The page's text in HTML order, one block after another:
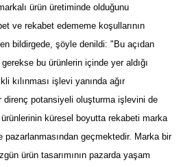
ürün üretiminde olduğunu
ve rekabet edememe koşullarının
bildirgede, şöyle denildi: "Bu açıdan
bu ürünlerin içinde yer aldığı
kılınması işlevi yanında ağır
direnç potansiyeli oluşturma işlevini de
küresel boyutta rekabeti marka
pazarlanmasından geçmektedir. Marka bir
ürün tasarımının pazarda yaşam